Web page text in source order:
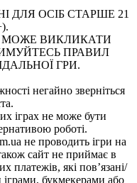
ДЛЯ ОСІБ СТАРШЕ 21
МОЖЕ ВИКЛИКАТИ
ПРАВИЛ
ГРИ.
негайно зверніться
іграх не може бути
роботі.
не проводить ігри на
сайт не приймає в
платежів, які пов’язані/
іграми, букмекерами або